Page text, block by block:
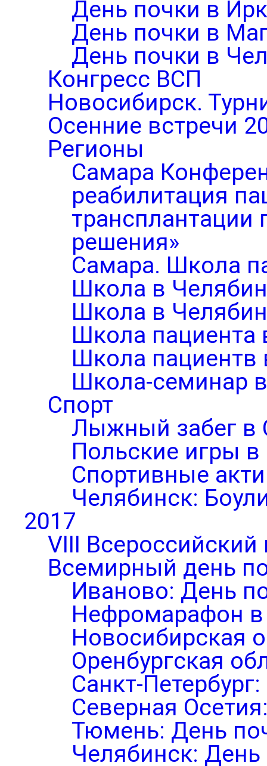
День почки в
День почки в
День почки в
Конгресс ВСП
Новосибирск.
Осенние встречи
Регионы
Самара
реабилитация
трансплантации
решения»
Самара. Школа
Школа в
Школа в
Школа пациента
Школа пациентв
Школа-семинар
Спорт
Лыжный забег в
Польские игры в
Спортивные
Челябинск:
2017
VIII Всероссийский
Всемирный день
Иваново: День
Нефромарафон
Новосибирская
Оренбургская
Санкт-
Северная
Тюмень: День
Челябинск: День